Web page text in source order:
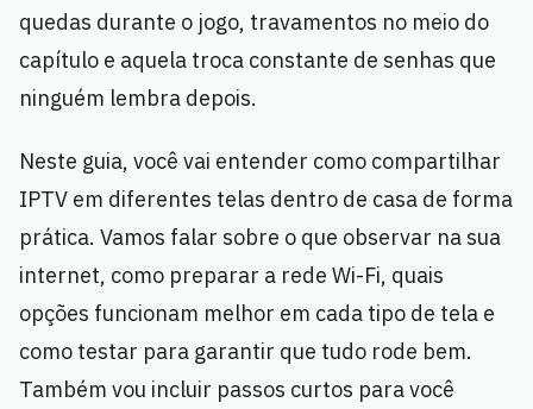
quedas durante o jogo, travamentos no meio do
capítulo e aquela troca constante de senhas que
ninguém lembra depois.
Neste guia, você vai entender como compartilhar
IPTV em diferentes telas dentro de casa de forma
prática. Vamos falar sobre o que observar na sua
internet, como preparar a rede Wi-Fi, quais
opções funcionam melhor em cada tipo de tela e
como testar para garantir que tudo rode bem.
Também vou incluir passos curtos para você